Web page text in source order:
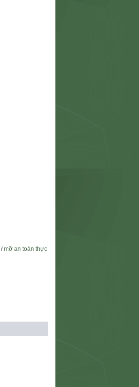
/mỡ an toàn thực